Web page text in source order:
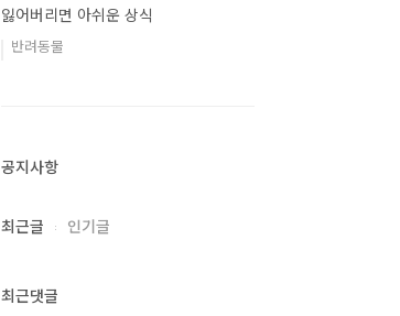
잃어버리면 아쉬운 상식
반려동물
공지사항
최근글 인기글
최근댓글